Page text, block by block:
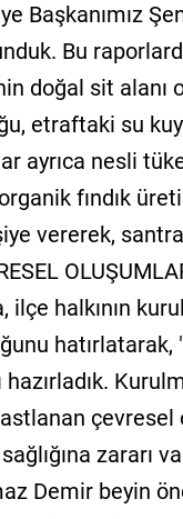
Başkanımız
Bu
doğal sit alanı
etraftaki su
ayrıca nesli
fındık
vererek,
halkının
hatırlatarak,
çevresel
zararı
Demir beyin